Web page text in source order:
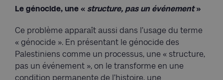
Le génocide, une « structure, pas un événement»
Ce problème apparaît aussi dans l’usage du terme
« génocide ». En présentant le génocide des
Palestiniens comme un processus, une « structure,
pas un événement », on le transforme en une
condition permanente de l’histoire, une